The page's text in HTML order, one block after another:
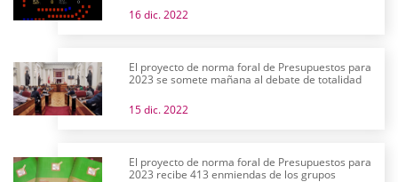
16 dic. 2022
El proyecto de norma foral de Presupuestos para
2023 se somete mañana al debate de totalidad
15 dic. 2022
El proyecto de norma foral de Presupuestos para
2023 recibe 413 enmiendas de los grupos